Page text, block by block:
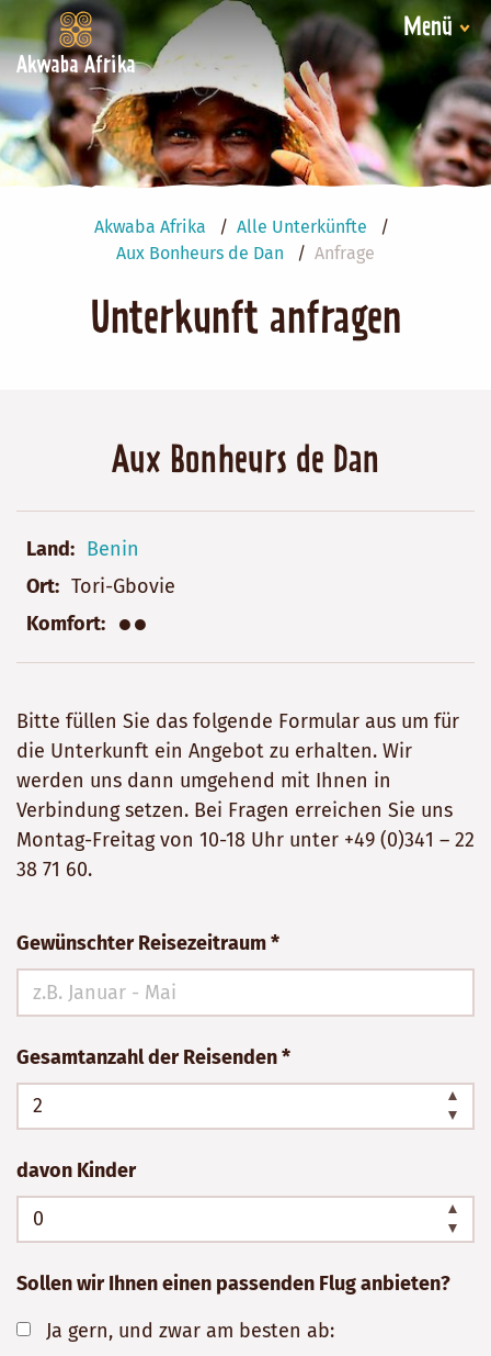
Akwaba Afrika
Menü
Akwaba Afrika
Alle Unterkünfte
Aux Bonheurs de Dan
Anfrage
Unterkunft anfragen
Aux Bonheurs de Dan
Land
Benin
Ort
Tori-Gbovie
Komfort
●●
Bitte füllen Sie das folgende Formular aus um für
die Unterkunft ein Angebot zu erhalten. Wir
werden uns dann umgehend mit Ihnen in
Verbindung setzen. Bei Fragen erreichen Sie uns
Montag-Freitag von 10-18 Uhr unter +49 (0)341 – 22
38 71 60.
Bitte
nicht
ausfüllen!
Gewünschter Reisezeitraum *
Gesamtanzahl der Reisenden *
davon Kinder
Sollen wir Ihnen einen passenden Flug anbieten?
Ja gern, und zwar am besten ab: